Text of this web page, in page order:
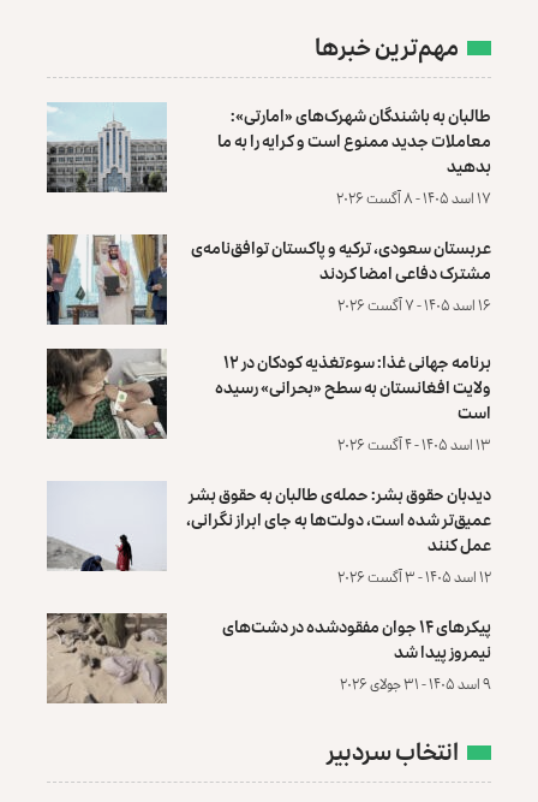
مهم‌ترین خبرها
طالبان به باشندگان شهرک‌های «امارتی»:
معاملات جدید ممنوع است و کرایه را به ما
بدهید
۱۷ اسد ۱۴۰۵ - ۸ آگست ۲۰۲۶
عربستان سعودی، ترکیه و پاکستان توافق‌نامه‌ی
مشترک دفاعی امضا کردند
۱۶ اسد ۱۴۰۵ - ۷ آگست ۲۰۲۶
برنامه جهانی غذا: سوءتغذیه کودکان در ۱۲
ولایت افغانستان به سطح «بحرانی» رسیده
است
۱۳ اسد ۱۴۰۵ - ۴ آگست ۲۰۲۶
دیدبان حقوق بشر: حمله‌ی طالبان به حقوق بشر
عمیق‌تر شده است، دولت‌ها به جای ابراز نگرانی،
عمل کنند
۱۲ اسد ۱۴۰۵ - ۳ آگست ۲۰۲۶
پیکرهای ۱۴ جوان مفقودشده در دشت‌های
نیمروز پیدا شد
۹ اسد ۱۴۰۵ - ۳۱ جولای ۲۰۲۶
انتخاب سردبیر